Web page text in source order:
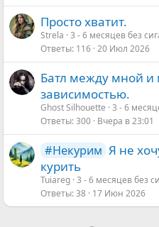
Просто хватит.
Strela 3 - 6 месяцев без
Ответы 116 20 Июл 2026
Батл между мной
зависимостью.
Ghost Silhouette 3 - 6
Ответы 300 Вчера в 23:01
#Некурим Я не
курить
Tuiareg 3 - 6 месяцев без
Ответы 38 17 Июн 2026